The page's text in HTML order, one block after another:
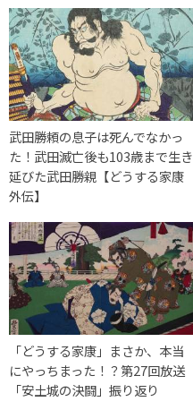
武田勝頼の息子は死んでなかっ
た！武田滅亡後も103歳まで生き
延びた武田勝親【どうする家康
外伝】
「どうする家康」まさか、本当
にやっちまった！？第27回放送
「安土城の決闘」振り返り